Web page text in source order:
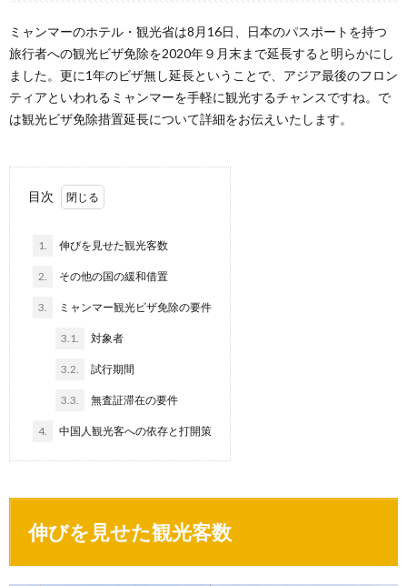
ミャンマーのホテル・観光省は8月16日、日本のパスポートを持つ
旅行者への観光ビザ免除を2020年９月末まで延長すると明らかにし
ました。更に1年のビザ無し延長ということで、アジア最後のフロン
ティアといわれるミャンマーを手軽に観光するチャンスですね。で
は観光ビザ免除措置延長について詳細をお伝えいたします。
目次
1. 伸びを見せた観光客数
2. その他の国の緩和借置
3. ミャンマー観光ビザ免除の要件
3.1. 対象者
3.2. 試行期間
3.3. 無査証滞在の要件
4. 中国人観光客への依存と打開策
伸びを見せた観光客数